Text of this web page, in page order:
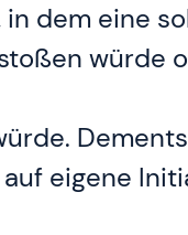
dem eine
würde
eigene